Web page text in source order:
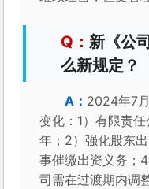
新《公
么新规定？
2024年7
变化：1）有限责
年；2）强化股东
事催缴出资义务；
司需在过渡期内调